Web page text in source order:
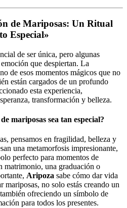
de Mariposas: Un Ritual
Especial»
de ser única, pero algunas
que despiertan. La
de esos momentos mágicos que no
están cargados de un profundo
esta experiencia,
transformación y belleza.
mariposas sea tan especial?
pensamos en fragilidad, belleza y
una metamorfosis impresionante,
perfecto para momentos de
matrimonio, una graduación o
Aripoza sabe cómo dar vida
mariposas, no solo estás creando un
ofreciendo un símbolo de
para todos los presentes.